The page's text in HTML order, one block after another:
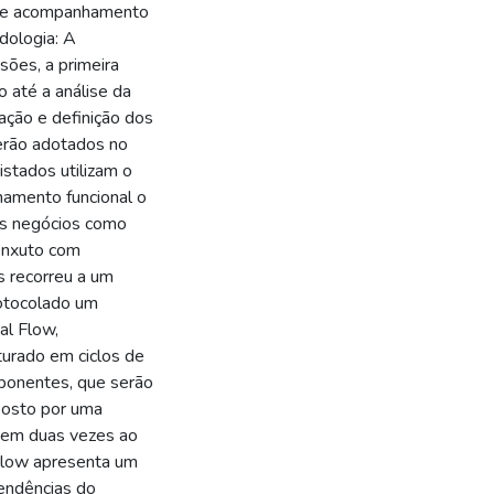
acompanhamento
A
a primeira
até a análise da
e definição dos
adotados no
utilizam o
funcional o
negócios como
com
a um
um
Flow,
em ciclos de
que serão
por uma
duas vezes ao
apresenta um
do